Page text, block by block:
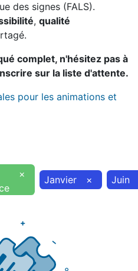
des signes (FALS).
, qualité
complet, n'hésitez pas à
sur la liste d'attente.
pour les animations et
× Janvier × Juin